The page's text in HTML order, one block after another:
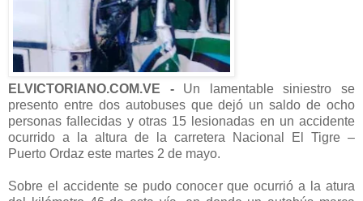
ELVICTORIANO.COM.VE - Un lamentable siniestro se
presento entre dos autobuses que dejó un saldo de ocho
personas fallecidas y otras 15 lesionadas en un accidente
ocurrido a la altura de la carretera Nacional El Tigre –
Puerto Ordaz este martes 2 de mayo.
Sobre el accidente se pudo conocer que ocurrió a la atura